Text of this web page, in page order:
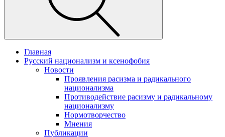
Главная
Русский национализм и ксенофобия
Новости
Проявления расизма и радикального
национализма
Противодействие расизму и радикальному
национализму
Нормотворчество
Мнения
Публикации